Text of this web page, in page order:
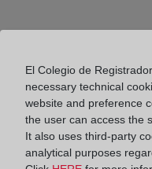
Colegio de
Príncipe de Vergara
Teléfono:91 270 17
El Colegio de
necessary technical
website and preference
the user can access the
It also uses third-party
analytical purposes